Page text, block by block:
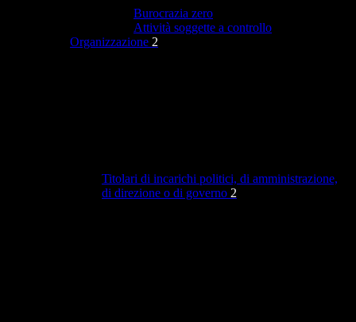
Burocrazia zero
Attività soggette a controllo
Organizzazione 2
Titolari di incarichi politici, di amministrazione,
di direzione o di governo 2